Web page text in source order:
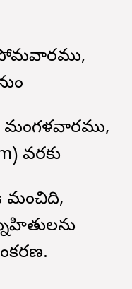
సోమవారము,
మంగళవారము,
వరకు
మంచిది,